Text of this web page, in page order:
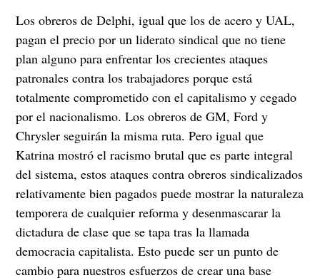
Los obreros de Delphi, igual que los de acero y UAL,
pagan el precio por un liderato sindical que no tiene
plan alguno para enfrentar los crecientes ataques
patronales contra los trabajadores porque está
totalmente comprometido con el capitalismo y cegado
por el nacionalismo. Los obreros de GM, Ford y
Chrysler seguirán la misma ruta. Pero igual que
Katrina mostró el racismo brutal que es parte integral
del sistema, estos ataques contra obreros sindicalizados
relativamente bien pagados puede mostrar la naturaleza
temporera de cualquier reforma y desenmascarar la
dictadura de clase que se tapa tras la llamada
democracia capitalista. Esto puede ser un punto de
cambio para nuestros esfuerzos de crear una base